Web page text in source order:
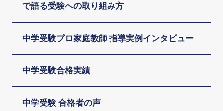
で語る受験への取り組み方
中学受験プロ家庭教師 指導実例インタビュー
中学受験合格実績
中学受験 合格者の声